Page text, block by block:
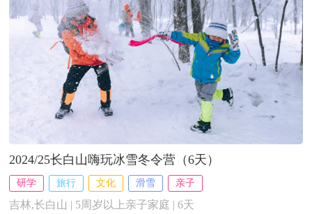
2024/25长白山嗨玩冰雪冬令营（6天）
研学 旅行 文化 滑雪 亲子
吉林,长白山 | 5周岁以上亲子家庭 | 6天